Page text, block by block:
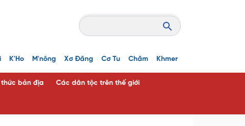
K'Ho M'nông Xơ Đăng Cơ Tu Chăm Khmer
thức bản địa Các dân tộc trên thế giới